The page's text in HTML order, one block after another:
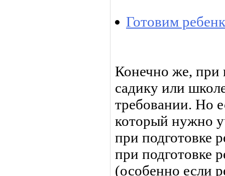
Готовим
Конечно же, при
садику или
требовании. Но
который нужно
при подготовке
при подготовке
(особенно если